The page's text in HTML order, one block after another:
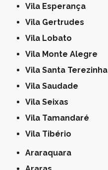
Vila Esperança
Vila Gertrudes
Vila Lobato
Vila Monte Alegre
Vila Santa Terezinha
Vila Saudade
Vila Seixas
Vila Tamandaré
Vila Tibério
Araraquara